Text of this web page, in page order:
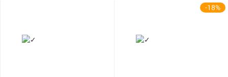
-18%